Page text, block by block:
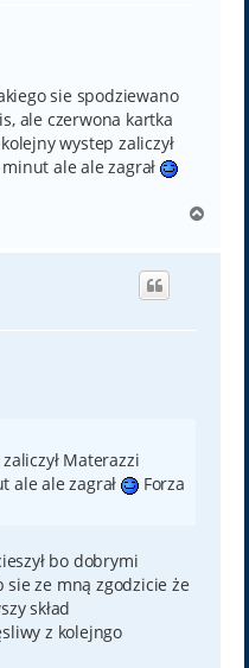
sie spodziewano
ale czerwona kartka
wystep zaliczył
ale ale zagrał
g
Materazzi
ale ale zagrał
Forza
bo dobrymi
ze mną zgodzicie że
skład
z kolejngo